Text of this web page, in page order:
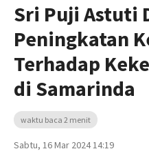
Sri Puji Astuti
Peningkatan
Terhadap
di Samarinda
waktu baca 2 menit
Sabtu, 16 Mar 2024 14:19